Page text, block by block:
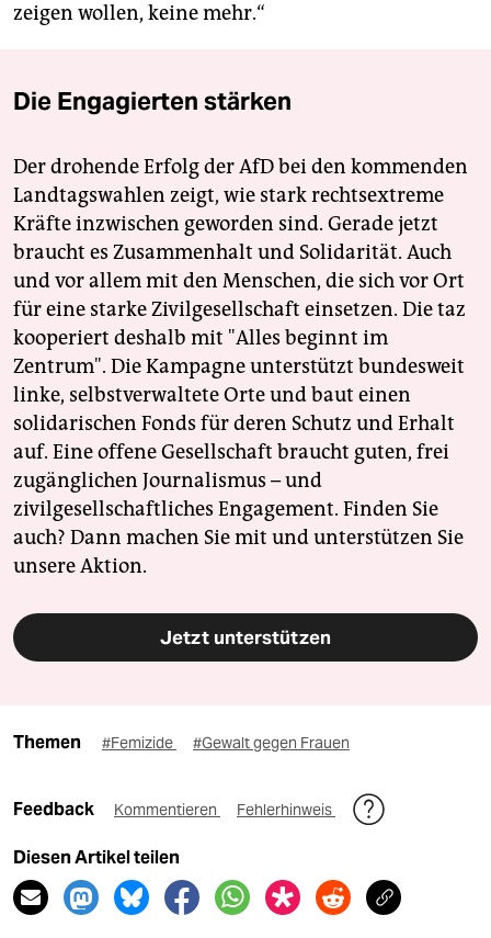
zeigen wollen, keine mehr.“
Die Engagierten stärken
Der drohende Erfolg der AfD bei den kommenden
Landtagswahlen zeigt, wie stark rechtsextreme
Kräfte inzwischen geworden sind. Gerade jetzt
braucht es Zusammenhalt und Solidarität. Auch
und vor allem mit den Menschen, die sich vor Ort
für eine starke Zivilgesellschaft einsetzen. Die taz
kooperiert deshalb mit "Alles beginnt im
Zentrum". Die Kampagne unterstützt bundesweit
linke, selbstverwaltete Orte und baut einen
solidarischen Fonds für deren Schutz und Erhalt
auf. Eine offene Gesellschaft braucht guten, frei
zugänglichen Journalismus – und
zivilgesellschaftliches Engagement. Finden Sie
auch? Dann machen Sie mit und unterstützen Sie
unsere Aktion.
Jetzt unterstützen
Themen #Femizide #Gewalt gegen Frauen
Feedback Kommentieren Fehlerhinweis
Diesen Artikel teilen